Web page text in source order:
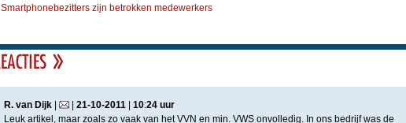
Smartphonebezitters zijn betrokken medewerkers
R. van Dijk| | 21-10-2011| 10:24 uur
Leuk artikel, maar zoals zo vaak van het VVN en min. VWS onvolledig. In ons bedrijf was de